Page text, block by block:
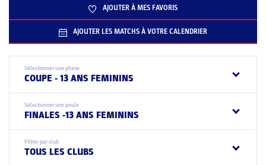
AJOUTER À MES FAVORIS
AJOUTER LES MATCHS À VOTRE CALENDRIER
Sélectionner une phase
COUPE - 13 ANS FEMININS
Sélectionner une poule
FINALES -13 ANS FEMININS
Filtrer par club
TOUS LES CLUBS